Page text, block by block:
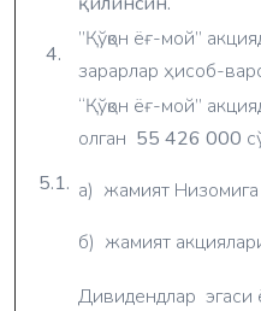
4.
”Қўқон ёғ-мой”
зарарлар ҳисоб-
5.1.
“Қўқон ёғ-мой”
олган 55 426 000
а) жамият
б) жамият
Дивидендлар эгаси